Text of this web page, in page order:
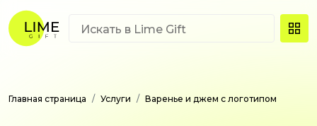
Главная страница Услуги Варенье и джем с логотипом